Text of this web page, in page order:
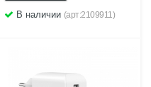
В наличии (арт:2109911)